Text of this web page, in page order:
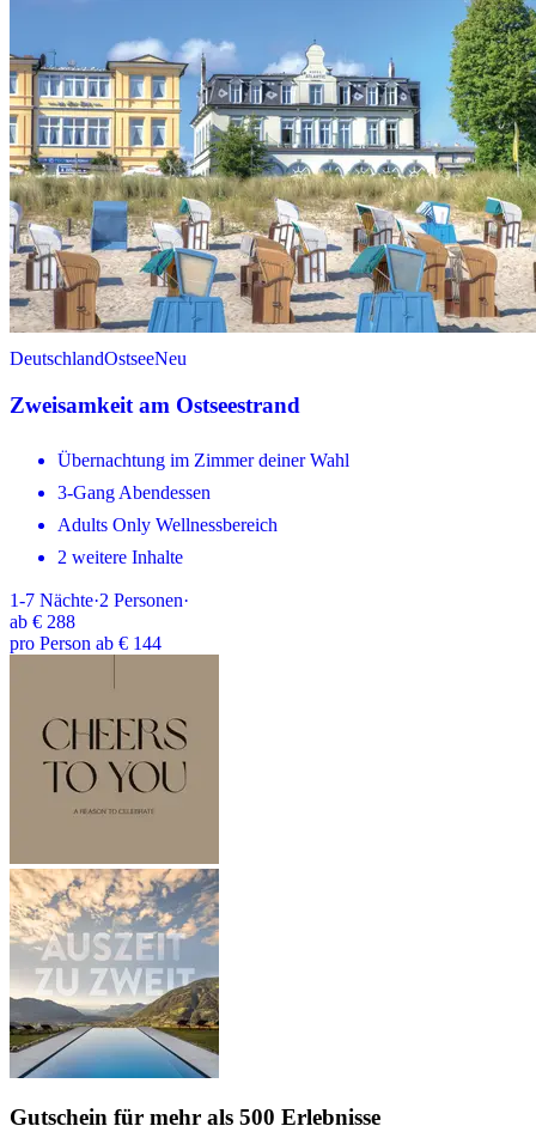
DeutschlandOstseeNeu
Zweisamkeit am Ostseestrand
Übernachtung im Zimmer deiner Wahl
3-Gang Abendessen
Adults Only Wellnessbereich
2 weitere Inhalte
1-7 Nächte·2 Personen·
ab € 288
pro Person ab € 144
Gutschein für mehr als 500 Erlebnisse